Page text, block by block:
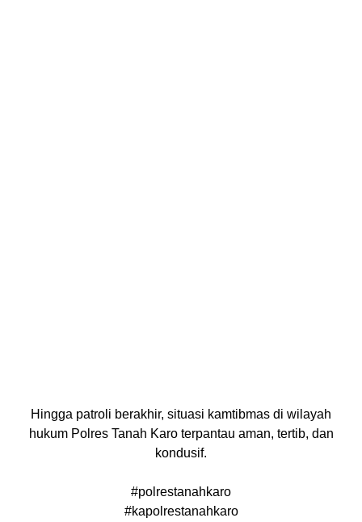
Hingga patroli berakhir, situasi kamtibmas di wilayah
hukum Polres Tanah Karo terpantau aman, tertib, dan
kondusif.
#polrestanahkaro
#kapolrestanahkaro